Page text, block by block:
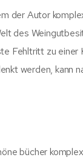
der Autor
des
Fehltritt zu
werden, kann
bücher